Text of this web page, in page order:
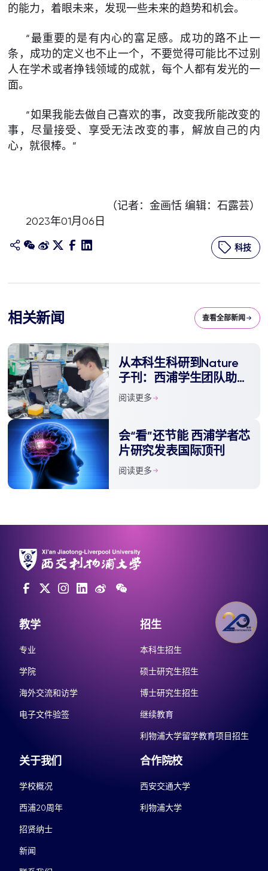
的能力，着眼未来，发现一些未来的趋势和机会。
“最重要的是有内心的富足感。成功的路不止一
条，成功的定义也不止一个，不要觉得可能比不过别
人在学术或者挣钱领域的成就，每个人都有发光的一
面。
“如果我能去做自己喜欢的事，改变我所能改变的
事，尽量接受、享受无法改变的事，解放自己的内
心，就很棒。”
（记者：金画恬 编辑：石露芸）
2023年01月06日
科技
相关新闻 查看全部新闻
从本科生科研到Nature
子刊：西浦学生团队助力
大学线上课程优化
阅读更多
会“看”还节能 西浦学者芯
片研究发表国际顶刊
阅读更多
教学
专业
学院
海外交流和访学
电子文件验签
招生
本科生招生
硕士研究生招生
博士研究生招生
继续教育
利物浦大学留学教育项目招生
关于我们
学校概况
西浦20周年
招贤纳士
新闻
合作院校
西安交通大学
利物浦大学